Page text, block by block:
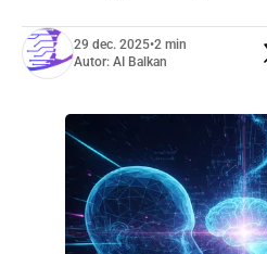
29 dec. 2025•2 min
Autor: AI Balkan